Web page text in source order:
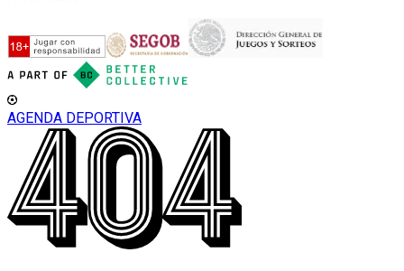
AGENDA DEPORTIVA